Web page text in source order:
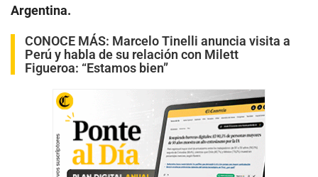
Argentina.
CONOCE MÁS: Marcelo Tinelli anuncia visita a
Perú y habla de su relación con Milett
Figueroa: “Estamos bien”